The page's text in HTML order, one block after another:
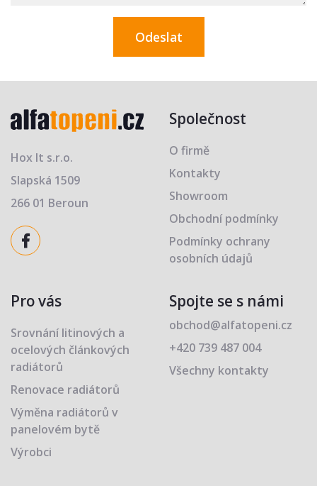
Hox It s.r.o.
Slapská 1509
266 01 Beroun
Společnost
O firmě
Kontakty
Showroom
Obchodní podmínky
Podmínky ochrany
osobních údajů
Pro vás
Srovnání litinových a
ocelových článkových
radiátorů
Renovace radiátorů
Výměna radiátorů v
panelovém bytě
Výrobci
Spojte se s námi
obchod@alfatopeni.cz
+420 739 487 004
Všechny kontakty